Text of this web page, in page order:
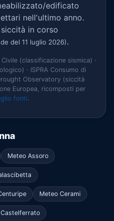
edificato
nell'ultimo anno.
siccità in corso
del 11 luglio 2026).
(classificazione sismica) ·
· ISPRA Consumo di
Observatory (siccità
Europea, ricomposti per
fonti.
Meteo Assoro
Meteo Cerami